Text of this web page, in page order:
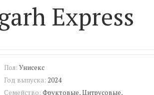
Express
Пол: Унисекс
Год выпуска: 2024
Семейство: Фруктовые, Цитрусовые,